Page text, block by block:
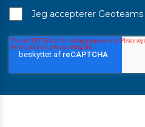
Jeg accepterer Geoteams